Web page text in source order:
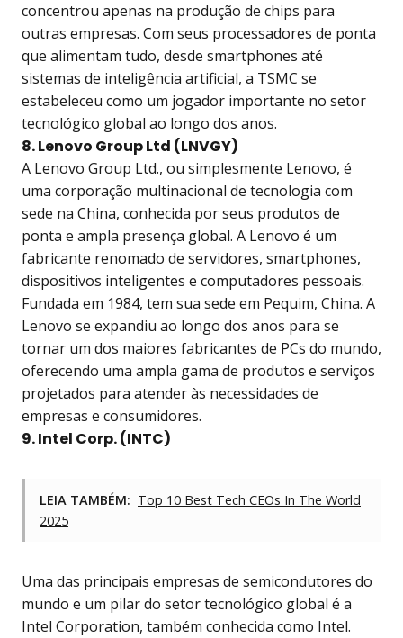
concentrou apenas na produção de chips para
outras empresas. Com seus processadores de ponta
que alimentam tudo, desde smartphones até
sistemas de inteligência artificial, a TSMC se
estabeleceu como um jogador importante no setor
tecnológico global ao longo dos anos.
8. Lenovo Group Ltd (LNVGY)
A Lenovo Group Ltd., ou simplesmente Lenovo, é
uma corporação multinacional de tecnologia com
sede na China, conhecida por seus produtos de
ponta e ampla presença global. A Lenovo é um
fabricante renomado de servidores, smartphones,
dispositivos inteligentes e computadores pessoais.
Fundada em 1984, tem sua sede em Pequim, China. A
Lenovo se expandiu ao longo dos anos para se
tornar um dos maiores fabricantes de PCs do mundo,
oferecendo uma ampla gama de produtos e serviços
projetados para atender às necessidades de
empresas e consumidores.
9. Intel Corp. (INTC)
LEIA TAMBÉM: Top 10 Best Tech CEOs In The World
2025
Uma das principais empresas de semicondutores do
mundo e um pilar do setor tecnológico global é a
Intel Corporation, também conhecida como Intel.